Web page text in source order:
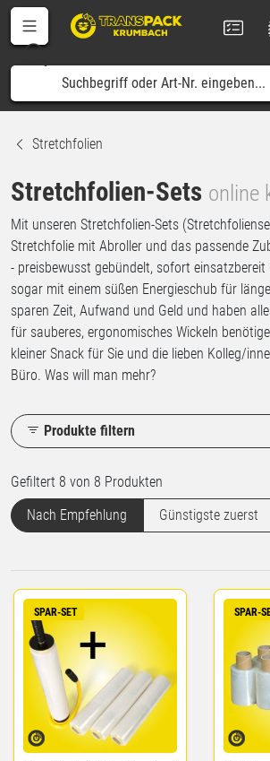
Stretchfolien
Stretchfolien-Sets online
Mit unseren Stretchfolien-Sets
Stretchfolie mit Abroller und das passende
- preisbewusst gebündelt, sofort einsatzbereit
sogar mit einem süßen Energieschub für
sparen Zeit, Aufwand und Geld und haben
für sauberes, ergonomisches Wickeln
kleiner Snack für Sie und die lieben Kolleg/
Büro. Was will man mehr?
Produkte filtern
Gefiltert 8 von 8 Produkten
Nach Empfehlung
Günstigste zuerst
SPAR-SET SPAR-